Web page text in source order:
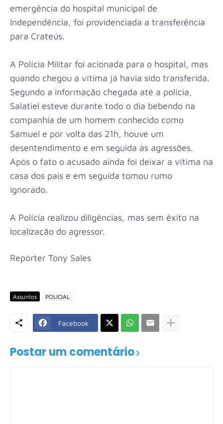
emergência do hospital municipal de
Independência, foi providenciada a transferência
para Crateús.
A Polícia Militar foi acionada para o hospital, mas
quando chegou a vítima já havia sido transferida.
Segundo a informação chegada até a polícia,
Salatiel esteve durante todo o dia bebendo na
companhia de um homem conhecido como
Samuel e por volta das 21h, houve um
desentendimento e em seguida às agressões.
Após o fato o acusado ainda foi deixar a vítima na
casa dos pais e em seguida tomou rumo
ignorado.
A Polícia realizou diligências, mas sem êxito na
localização do agressor.
Repórter Tony Sales
Assuntos POLICIAL
Facebook
Postar um comentário